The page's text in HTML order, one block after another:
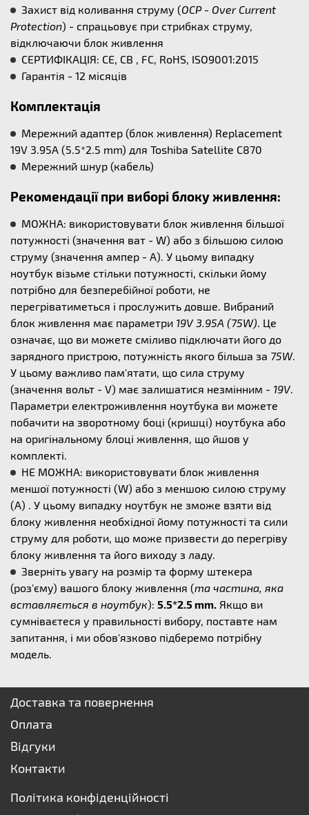
Захист від коливання струму (OCP - Over Current
Protection) - спрацьовує при стрибках струму,
відключаючи блок живлення
СЕРТИФІКАЦІЯ: CE, CB , FC, RoHS, ISO9001:2015
Гарантія - 12 місяців
Комплектація
Мережний адаптер (блок живлення) Replacement
19V 3.95A (5.5*2.5 mm) для Toshiba Satellite C870
Мережний шнур (кабель)
Рекомендації при виборі блоку живлення:
МОЖНА: використовувати блок живлення більшої
потужності (значення ват - W) або з більшою силою
струму (значення ампер - А). У цьому випадку
ноутбук візьме стільки потужності, скільки йому
потрібно для безперебійної роботи, не
перегріватиметься і прослужить довше. Вибраний
блок живлення має параметри 19V 3.95A (75W). Це
означає, що ви можете сміливо підключати його до
зарядного пристрою, потужність якого більша за 75W.
У цьому важливо пам'ятати, що сила струму
(значення вольт - V) має залишатися незмінним - 19V.
Параметри електроживлення ноутбука ви можете
побачити на зворотному боці (кришці) ноутбука або
на оригінальному блоці живлення, що йшов у
комплекті.
НЕ МОЖНА: використовувати блок живлення
меншої потужності (W) або з меншою силою струму
(А) . У цьому випадку ноутбук не зможе взяти від
блоку живлення необхідної йому потужності та сили
струму для роботи, що може призвести до перегріву
блоку живлення та його виходу з ладу.
Зверніть увагу на розмір та форму штекера
(роз'єму) вашого блоку живлення (та частина, яка
вставляється в ноутбук): 5.5*2.5 mm. Якщо ви
сумніваєтеся у правильності вибору, поставте нам
запитання, і ми обов'язково підберемо потрібну
модель.
Доставка та повернення
Оплата
Відгуки
Контакти
Політика конфіденційності